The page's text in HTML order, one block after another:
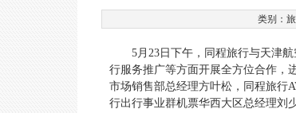
类别：
5月23日下午，同程旅行与天津
行服务推广等方面开展全方位合作，
市场销售部总经理方叶松，同程旅行
行出行事业群机票华西大区总经理刘